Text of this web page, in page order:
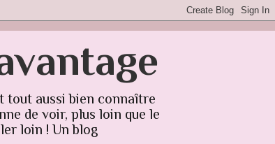
tout aussi bien connaître
de voir, plus loin que le
loin ! Un blog